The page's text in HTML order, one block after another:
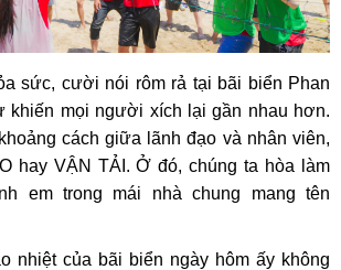
sức, cười nói rôm rả tại bãi biển Phan
khiến mọi người xích lại gần nhau hơn.
cách giữa lãnh đạo và nhân viên,
hay VẬN TẢI. Ở đó, chúng ta hòa làm
em trong mái nhà chung mang tên
nhiệt của bãi biển ngày hôm ấy không